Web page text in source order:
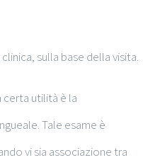
sulla base della visita.
certa utilità è la
Tale esame è
vi sia associazione tra